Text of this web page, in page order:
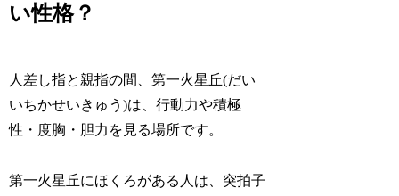
い性格？
人差し指と親指の間、第一火星丘(だい
いちかせいきゅう)は、行動力や積極
性・度胸・胆力 を見る場所です。
第一火星丘にほくろがある人は、突拍子